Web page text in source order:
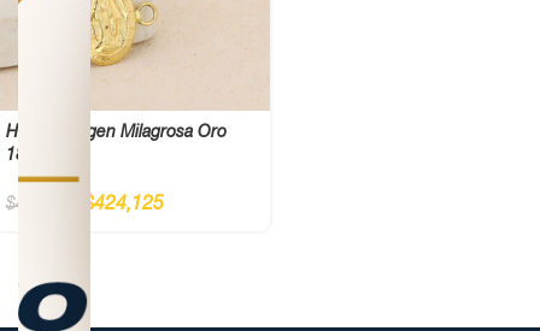
Herraje Virgen Milagrosa Oro
18K
$487,500 $424,125